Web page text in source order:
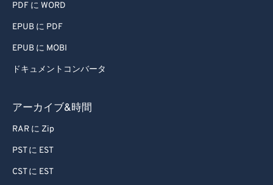
PDF に WORD
EPUB に PDF
EPUB に MOBI
ドキュメントコンバータ
アーカイブ&時間
RAR に Zip
PST に EST
CST に EST